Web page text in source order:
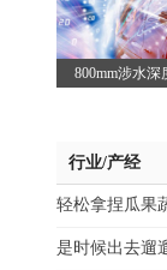
800mm涉水深
行业/产经
轻松拿捏瓜果
是时候出去遛